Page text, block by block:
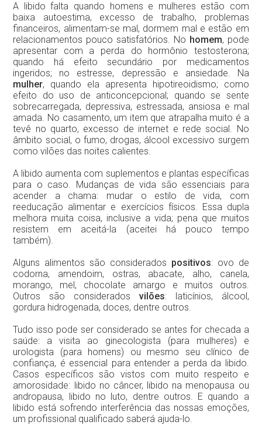
A libido falta quando homens e mulheres estão com
baixa autoestima, excesso de trabalho, problemas
financeiros, alimentam-se mal, dormem mal e estão em
relacionamentos pouco satisfatórios. No homem, pode
apresentar com a perda do hormônio testosterona;
quando há efeito secundário por medicamentos
ingeridos; no estresse, depressão e ansiedade. Na
mulher, quando ela apresenta hipotireoidismo; como
efeito do uso de anticoncepcional; quando se sente
sobrecarregada, depressiva, estressada, ansiosa e mal
amada. No casamento, um item que atrapalha muito é a
tevê no quarto, excesso de internet e rede social. No
âmbito social, o fumo, drogas, álcool excessivo surgem
como vilões das noites calientes.
A libido aumenta com suplementos e plantas específicas
para o caso. Mudanças de vida são essenciais para
acender a chama: mudar o estilo de vida, com
reeducação alimentar e exercícios físicos. Essa dupla
melhora muita coisa, inclusive a vida; pena que muitos
resistem em aceitá-la (aceitei há pouco tempo
também).
Alguns alimentos são considerados positivos: ovo de
codorna, amendoim, ostras, abacate, alho, canela,
morango, mel, chocolate amargo e muitos outros.
Outros são considerados vilões: laticínios, álcool,
gordura hidrogenada, doces, dentre outros.
Tudo isso pode ser considerado se antes for checada a
saúde: a visita ao ginecologista (para mulheres) e
urologista (para homens) ou mesmo seu clínico de
confiança, é essencial para entender a perda da libido.
Casos específicos são vistos com muito respeito e
amorosidade: libido no câncer, libido na menopausa ou
andropausa, libido no luto, dentre outros. E quando a
libido está sofrendo interferência das nossas emoções,
um profissional qualificado saberá ajuda-lo.